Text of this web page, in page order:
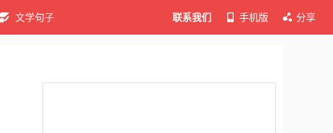
文学句子 联系我们 手机版 分享